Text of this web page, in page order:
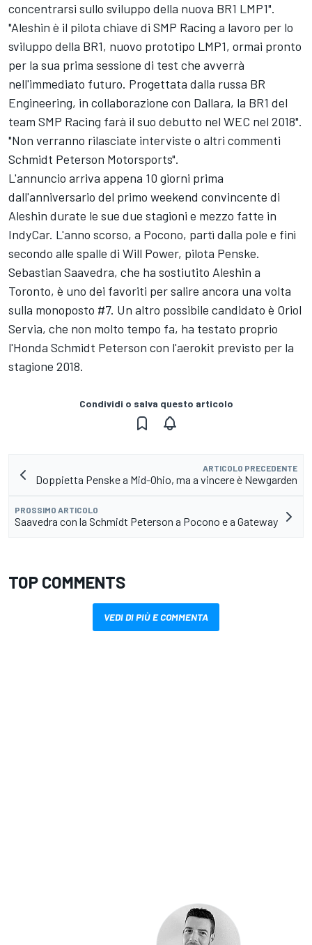
concentrarsi sullo sviluppo della nuova BR1 LMP1".
"Aleshin è il pilota chiave di SMP Racing a lavoro per lo
sviluppo della BR1, nuovo prototipo LMP1, ormai pronto
per la sua prima sessione di test che avverrà
nell'immediato futuro. Progettata dalla russa BR
Engineering, in collaborazione con Dallara, la BR1 del
team SMP Racing farà il suo debutto nel WEC nel 2018".
"Non verranno rilasciate interviste o altri commenti
Schmidt Peterson Motorsports".
L'annuncio arriva appena 10 giorni prima
dall'anniversario del primo weekend convincente di
Aleshin durate le sue due stagioni e mezzo fatte in
IndyCar. L'anno scorso, a Pocono, partì dalla pole e finì
secondo alle spalle di Will Power, pilota Penske.
Sebastian Saavedra, che ha sostiutito Aleshin a
Toronto, è uno dei favoriti per salire ancora una volta
sulla monoposto #7. Un altro possibile candidato è Oriol
Servia, che non molto tempo fa, ha testato proprio
l'Honda Schmidt Peterson con l'aerokit previsto per la
stagione 2018.
Condividi o salva questo articolo
ARTICOLO PRECEDENTE
Doppietta Penske a Mid-Ohio, ma a vincere è Newgarden
PROSSIMO ARTICOLO
Saavedra con la Schmidt Peterson a Pocono e a Gateway
TOP COMMENTS
VEDI DI PIÙ E COMMENTA